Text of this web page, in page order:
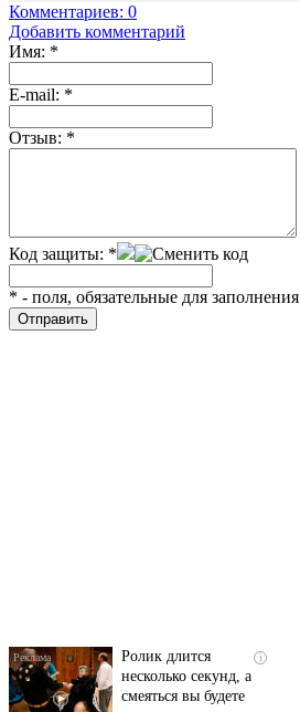
Комментариев: 0
Добавить комментарий
Имя: *
Е-mail: *
Отзыв: *
Код защиты: *
* - поля, обязательные для заполнения
i
Ролик длится
несколько секунд, а
смеяться вы будете